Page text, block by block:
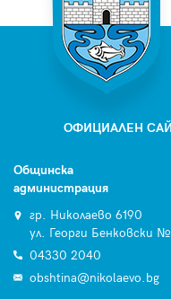
ОФИЦИАЛЕН
Общинска
администрация
гр. Николаево 6190
ул. Георги Бенковски
04330 2040
obshtina@nikolaevo.bg